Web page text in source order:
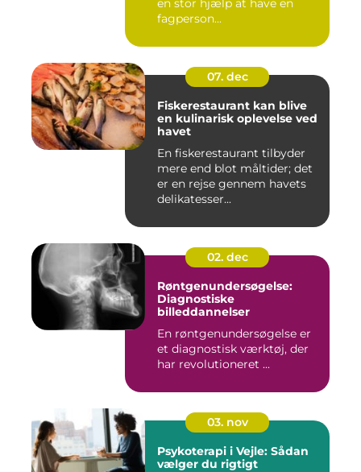
fagperson...
07. dec
Fiskerestaurant kan blive
en kulinarisk oplevelse ved
havet
En fiskerestaurant tilbyder
mere end blot måltider; det
er en rejse gennem havets
delikatesser...
02. dec
Røntgenundersøgelse:
Diagnostiske
billeddannelser
En røntgenundersøgelse er
et diagnostisk værktøj, der
har revolutioneret ...
03. nov
Psykoterapi i Vejle: Sådan
vælger du rigtigt